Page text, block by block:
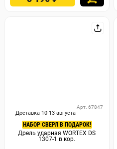
Доставка 10-13 августа
Арт. 67847
НАБОР СВЕРЛ В ПОДАРОК!
Дрель ударная WORTEX DS
1307-1 в кор.